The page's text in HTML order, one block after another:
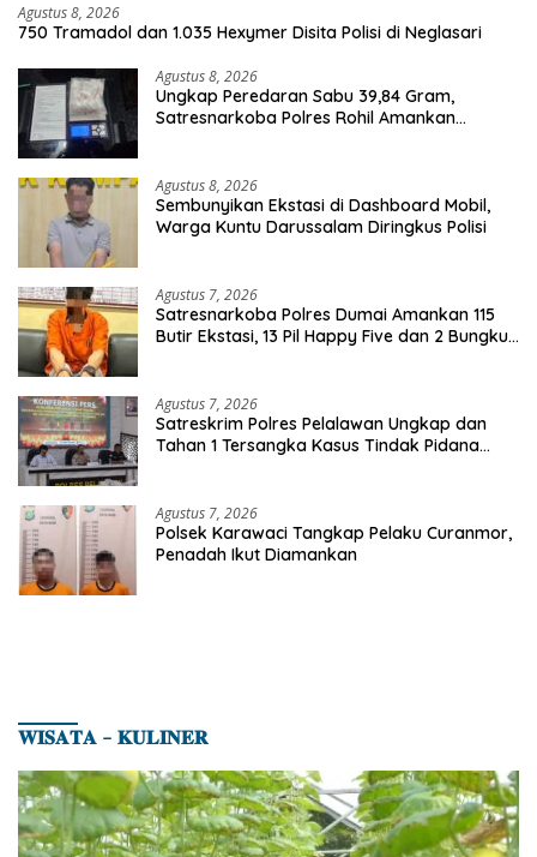
Agustus 8, 2026
750 Tramadol dan 1.035 Hexymer Disita Polisi di Neglasari
Agustus 8, 2026
Ungkap Peredaran Sabu 39,84 Gram,
Satresnarkoba Polres Rohil Amankan
Agustus 8, 2026
Sembunyikan Ekstasi di Dashboard Mobil,
Warga Kuntu Darussalam Diringkus Polisi
Agustus 7, 2026
Satresnarkoba Polres Dumai Amankan 115
Butir Ekstasi, 13 Pil Happy Five dan 2 Bungkus
Agustus 7, 2026
Satreskrim Polres Pelalawan Ungkap dan
Tahan 1 Tersangka Kasus Tindak Pidana
Agustus 7, 2026
Polsek Karawaci Tangkap Pelaku Curanmor,
Penadah Ikut Diamankan
𝐖𝐈𝐒𝐀𝐓𝐀 – 𝐊𝐔𝐋𝐈𝐍𝐄𝐑